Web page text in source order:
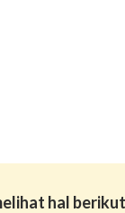
hal